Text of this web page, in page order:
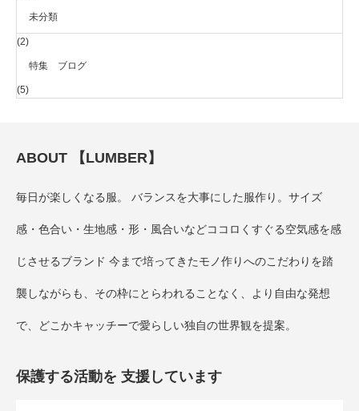
未分類
(2)
特集 ブログ
(5)
ABOUT 【LUMBER】
毎日が楽しくなる服。 バランスを大事にした服作り。サイズ
感・色合い・生地感・形・風合いなどココロくすぐる空気感を感
じさせるブランド 今まで培ってきたモノ作りへのこだわりを踏
襲しながらも、その枠にとらわれることなく、より自由な発想
で、どこかキャッチーで愛らしい独自の世界観を提案。
保護する活動を 支援しています